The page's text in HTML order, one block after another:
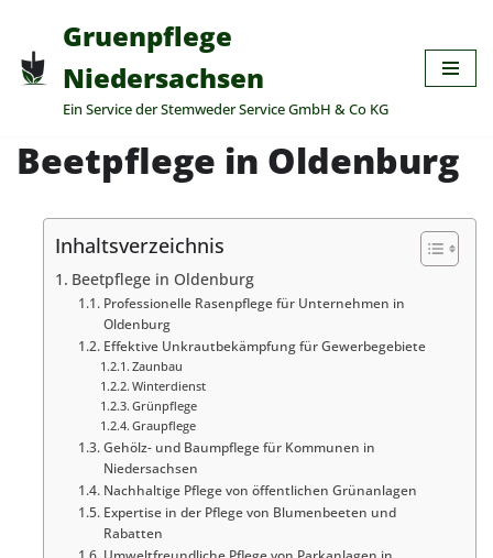
Zum
Inhalt
springen
Gruenpflege
Niedersachsen
Ein Service der Stemweder Service GmbH & Co KG
Beetpflege in Oldenburg
Inhaltsverzeichnis
Beetpflege in Oldenburg
Professionelle Rasenpflege für Unternehmen in
Oldenburg
Effektive Unkrautbekämpfung für Gewerbegebiete
Zaunbau
Winterdienst
Grünpflege
Graupflege
Gehölz- und Baumpflege für Kommunen in
Niedersachsen
Nachhaltige Pflege von öffentlichen Grünanlagen
Expertise in der Pflege von Blumenbeeten und
Rabatten